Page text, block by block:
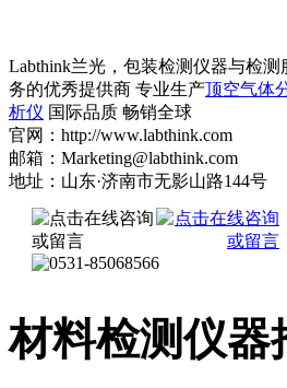
Labthink兰光，包装检测仪器与检测
务的优秀提供商 专业生产顶空气体
析仪 国际品质 畅销全球
官网：http://www.labthink.com
邮箱：Marketing@labthink.com
地址：山东·济南市无影山路144号
材料检测仪器